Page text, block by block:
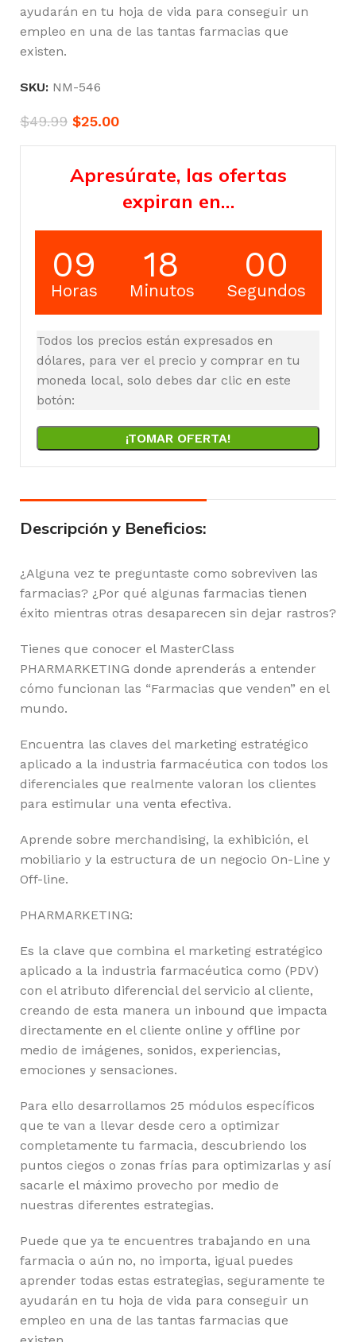
ayudarán en tu hoja de vida para conseguir un
empleo en una de las tantas farmacias que
existen.
SKU: NM-546
$49.99 $25.00
Apresúrate, las ofertas
expiran en…
09
Horas
17
Minutos
59
Segundos
Todos los precios están expresados en
dólares, para ver el precio y comprar en tu
moneda local, solo debes dar clic en este
botón:
¡TOMAR OFERTA!
Descripción y Beneficios:
¿Alguna vez te preguntaste como sobreviven las
farmacias? ¿Por qué algunas farmacias tienen
éxito mientras otras desaparecen sin dejar rastros?
Tienes que conocer el MasterClass
PHARMARKETING donde aprenderás a entender
cómo funcionan las “Farmacias que venden” en el
mundo.
Encuentra las claves del marketing estratégico
aplicado a la industria farmacéutica con todos los
diferenciales que realmente valoran los clientes
para estimular una venta efectiva.
Aprende sobre merchandising, la exhibición, el
mobiliario y la estructura de un negocio On-Line y
Off-line.
PHARMARKETING:
Es la clave que combina el marketing estratégico
aplicado a la industria farmacéutica como (PDV)
con el atributo diferencial del servicio al cliente,
creando de esta manera un inbound que impacta
directamente en el cliente online y offline por
medio de imágenes, sonidos, experiencias,
emociones y sensaciones.
Para ello desarrollamos 25 módulos específicos
que te van a llevar desde cero a optimizar
completamente tu farmacia, descubriendo los
puntos ciegos o zonas frías para optimizarlas y así
sacarle el máximo provecho por medio de
nuestras diferentes estrategias.
Puede que ya te encuentres trabajando en una
farmacia o aún no, no importa, igual puedes
aprender todas estas estrategias, seguramente te
ayudarán en tu hoja de vida para conseguir un
empleo en una de las tantas farmacias que